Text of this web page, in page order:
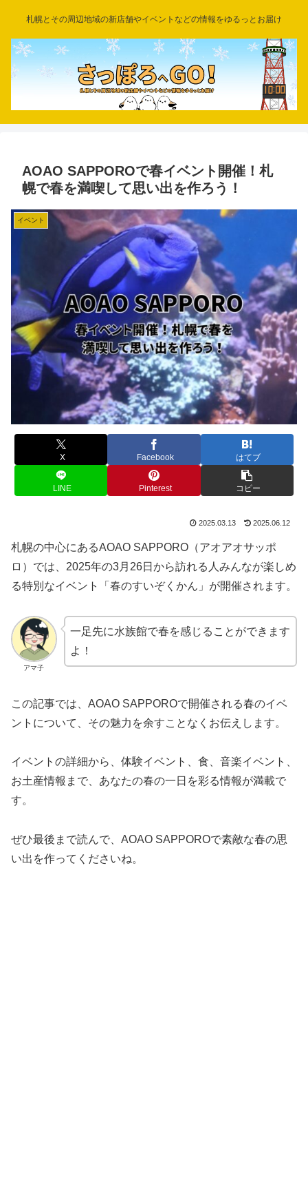
札幌とその周辺地域の新店舗やイベントなどの情報をゆるっとお届け
AOAO SAPPOROで春イベント開催！札
幌で春を満喫して思い出を作ろう！
イベント
X Facebook はてブ
LINE Pinterest コピー
2025.03.13 2025.06.12
札幌の中心にあるAOAO SAPPORO（アオアオサッポ
ロ）では、2025年の3月26日から訪れる人みんなが楽しめ
る特別なイベント「春のすいぞくかん」が開催されます。
アマ子
一足先に水族館で春を感じることができます
よ！
この記事では、AOAO SAPPOROで開催される春のイベ
ントについて、その魅力を余すことなくお伝えします。
イベントの詳細から、体験イベント、食、音楽イベント、
お土産情報まで、あなたの春の一日を彩る情報が満載で
す。
ぜひ最後まで読んで、AOAO SAPPOROで素敵な春の思
い出を作ってくださいね。